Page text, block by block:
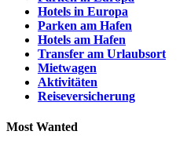
Hotels in Europa
Parken am Hafen
Hotels am Hafen
Transfer am Urlaubsort
Mietwagen
Aktivitäten
Reiseversicherung
Most Wanted